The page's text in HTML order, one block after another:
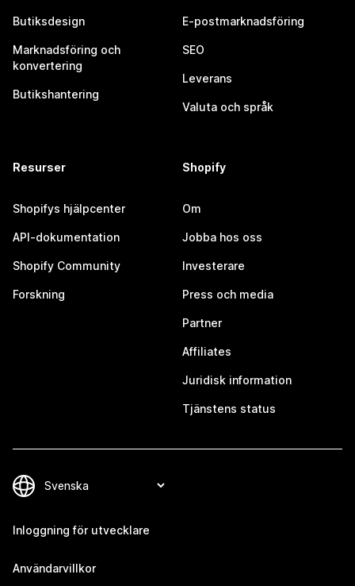
Butiksdesign
Marknadsföring och
konvertering
Butikshantering
E-postmarknadsföring
SEO
Leverans
Valuta och språk
Resurser
Shopifys hjälpcenter
API-dokumentation
Shopify Community
Forskning
Shopify
Om
Jobba hos oss
Investerare
Press och media
Partner
Affiliates
Juridisk information
Tjänstens status
Inloggning för utvecklare
Användarvillkor